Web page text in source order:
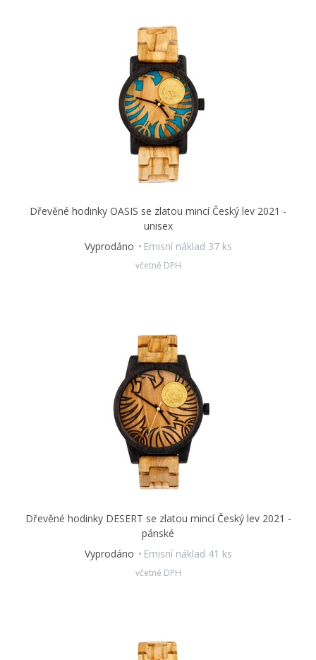
Dřevěné hodinky OASIS se zlatou mincí Český lev 2021 -
unisex
Vyprodáno
Emisní náklad 37 ks
včetně DPH
Dřevěné hodinky DESERT se zlatou mincí Český lev 2021 -
pánské
Vyprodáno
Emisní náklad 41 ks
včetně DPH